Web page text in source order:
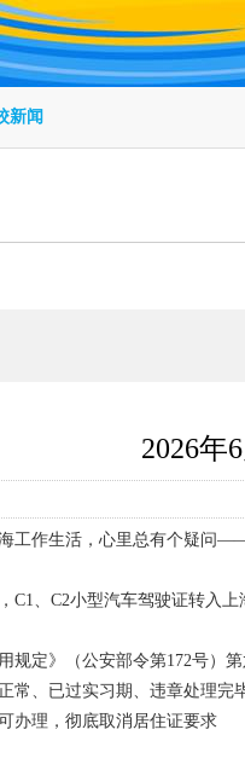
新闻
2026年
工作生活，心里总有个疑问
、C2小型汽车驾驶证转入上
规定》（公安部令第172号）
常、已过实习期、违章处理完
办理，彻底取消居住证要求